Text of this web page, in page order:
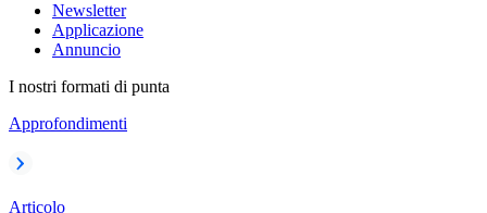
Newsletter
Applicazione
Annuncio
I nostri formati di punta
Approfondimenti
Articolo